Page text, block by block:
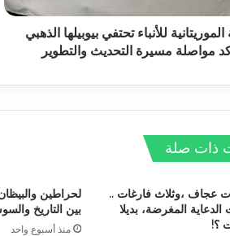
الموريتانية للأنباء تحتفي بيوبيلها الذهبي
مواصلة مسيرة التحديث والتطوير
ذات صلة
،وثلاث فارغات ..
المغرضة، بديلا
؟!
لحراطين
بين التاريخ
منذ أسبوع واحد